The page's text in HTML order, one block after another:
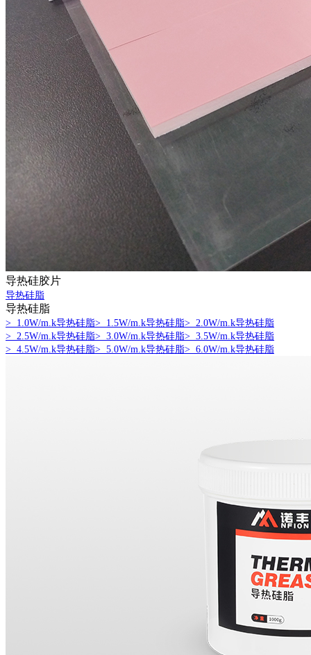
导热硅胶片
导热硅脂
导热硅脂
> 1.0W/m.k导热硅脂> 1.5W/m.k导热硅脂> 2.0W/m.k导热硅脂
> 2.5W/m.k导热硅脂> 3.0W/m.k导热硅脂> 3.5W/m.k导热硅脂
> 4.5W/m.k导热硅脂> 5.0W/m.k导热硅脂> 6.0W/m.k导热硅脂